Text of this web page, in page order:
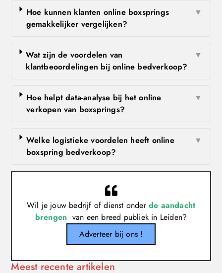
Hoe kunnen klanten online boxsprings
gemakkelijker vergelijken?
▼
Wat zijn de voordelen van
klantbeoordelingen bij online bedverkoop?
▼
Hoe helpt data-analyse bij het online
verkopen van boxsprings?
▼
Welke logistieke voordelen heeft online
boxspring bedverkoop?
▼
Wil je jouw bedrijf of dienst onderde aandacht
brengen van een breed publiek in Leiden?
Adverteer bij ons !
Meest recente artikelen